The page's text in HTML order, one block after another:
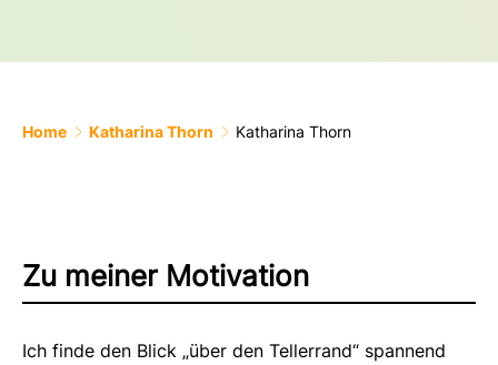
Home Katharina Thorn Katharina Thorn
Zu meiner Motivation
Ich finde den Blick „über den Tellerrand“ spannend